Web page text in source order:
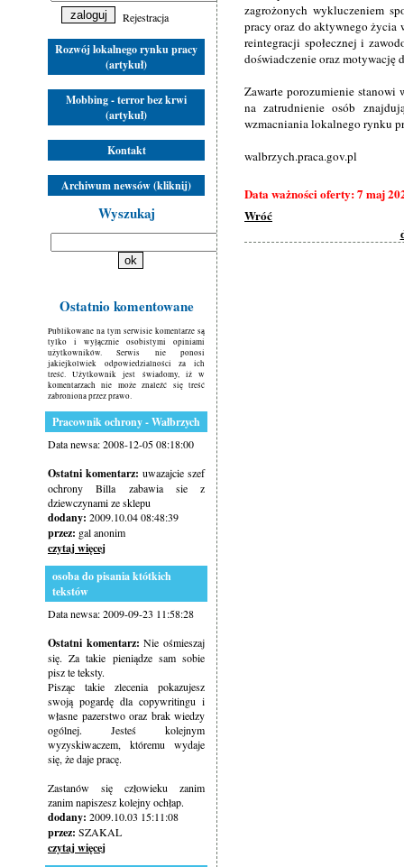
Rejestracja
Rozwój lokalnego rynku pracy
(artykuł)
Mobbing - terror bez krwi
(artykuł)
Kontakt
Archiwum newsów (kliknij)
Wyszukaj
Ostatnio komentowane
Publikowane na tym serwisie komentarze są
tylko i wyłącznie osobistymi opiniami
użytkowników. Serwis nie ponosi
jakiejkolwiek odpowiedzialności za ich
treść. Użytkownik jest świadomy, iż w
komentarzach nie może znaleźć się treść
zabroniona przez prawo.
Pracownik ochrony - Wałbrzych
Data newsa: 2008-12-05 08:18:00
Ostatni komentarz: uwazajcie szef
ochrony Billa zabawia sie z
dziewczynami ze sklepu
dodany: 2009.10.04 08:48:39
przez: gal anonim
czytaj więcej
osoba do pisania któtkich
tekstów
Data newsa: 2009-09-23 11:58:28
Ostatni komentarz: Nie ośmieszaj
się. Za takie pieniądze sam sobie
pisz te teksty.
Pisząc takie zlecenia pokazujesz
swoją pogardę dla copywritingu i
własne pazerstwo oraz brak wiedzy
ogólnej. Jesteś kolejnym
wyzyskiwaczem, któremu wydaje
się, że daje pracę.
Zastanów się człowieku zanim
zanim napiszesz kolejny ochłap.
dodany: 2009.10.03 15:11:08
przez: SZAKAL
czytaj więcej
zagrożonych wykluczeniem
pracy oraz do aktywnego życia
reintegracji społecznej i
doświadczenie oraz motywację
Zawarte porozumienie stanowi
na zatrudnienie osób
wzmacniania lokalnego rynku
walbrzych.praca.gov.pl
Data ważności oferty: 7 maj
Wróć